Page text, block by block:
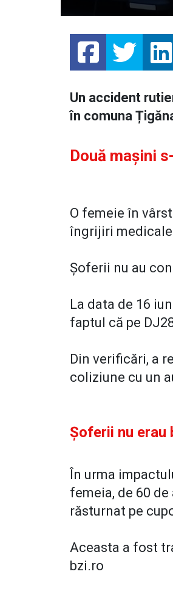
Un accident
în comuna
Două mașini
O femeie în
îngrijiri
Șoferii nu au
La data de 16
faptul că pe
Din verificări, a
coliziune cu un
Șoferii nu erau
În urma
femeia, de 60
răsturnat pe
Aceasta a fost
bzi.ro